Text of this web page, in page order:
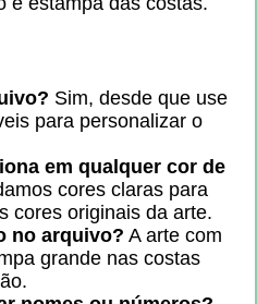
Sim, desde que use
para personalizar o
em qualquer cor de
cores claras para
cores originais da arte.
no arquivo? A arte com
grande nas costas